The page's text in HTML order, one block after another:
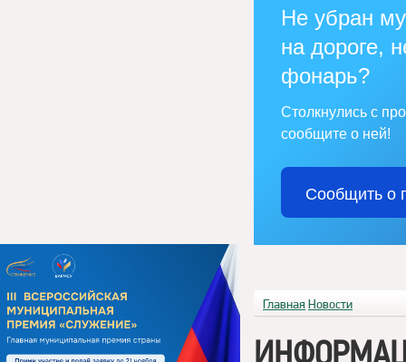
Не убран
на дороге,
фонарь?
Столкнулись с
сообщите о ней!
Сообщить о
Главная Новости